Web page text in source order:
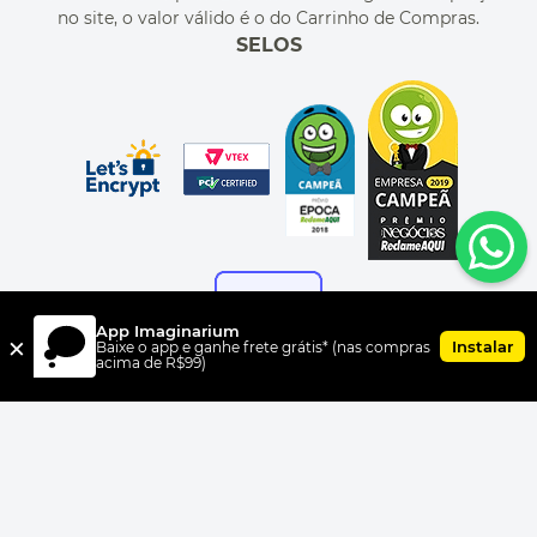
no site, o valor válido é o do Carrinho de Compras.
SELOS
FORMAS DE PAGAMENTO
× App Imaginarium
Baixe o app e ganhe frete grátis* (nas compras
acima de R$99)
Instalar